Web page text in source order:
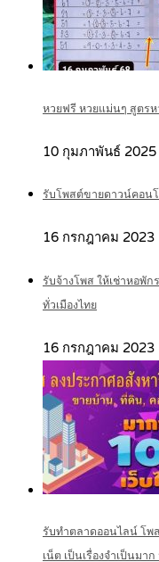
หวยฟรี หวยแม่นๆ สูตร
10 กุมภาพันธ์ 2025
รับโพสต์ขายดาวน์คอน
16 กรกฎาคม 2023
รับจ้างโพส ให้เช่าหอพั
ทั่วเมืองไทย
16 กรกฎาคม 2023
รับทำตลาดออนไลน์ โพ
เน็ต เป็นเรื่องจำเป็นมา